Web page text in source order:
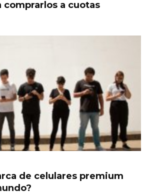
comprarlos a cuotas
de celulares premium